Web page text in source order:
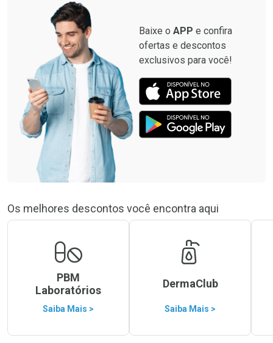
Baixe o APP e confira
ofertas e descontos
exclusivos para você!
Os melhores descontos você encontra aqui
PBM
Laboratórios
Saiba Mais >
DermaClub
Saiba Mais >